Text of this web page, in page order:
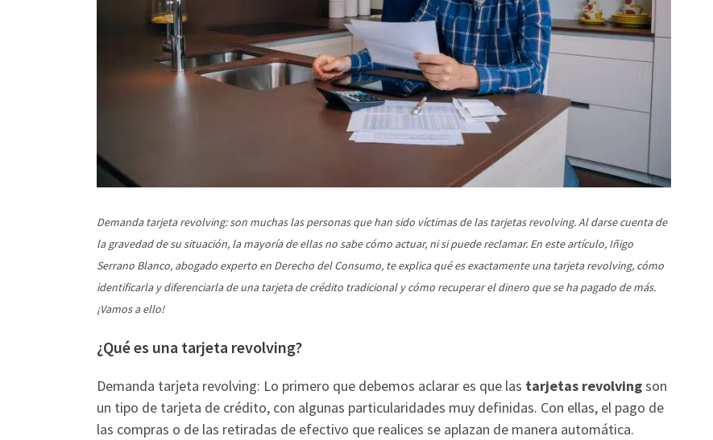
Demanda tarjeta revolving: son muchas las personas que han sido víctimas de las tarjetas revolving. Al darse cuenta de
la gravedad de su situación, la mayoría de ellas no sabe cómo actuar, ni si puede reclamar. En este artículo, Iñigo
Serrano Blanco, abogado experto en Derecho del Consumo, te explica qué es exactamente una tarjeta revolving, cómo
identificarla y diferenciarla de una tarjeta de crédito tradicional y cómo recuperar el dinero que se ha pagado de más.
¡Vamos a ello!
¿Qué es una tarjeta revolving?
Demanda tarjeta revolving: Lo primero que debemos aclarar es que las tarjetas revolvingson
un tipo de tarjeta de crédito, con algunas particularidades muy definidas. Con ellas, el pago de
las compras o de las retiradas de efectivo que realices se aplazan de manera automática.